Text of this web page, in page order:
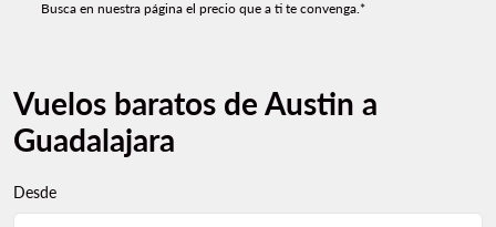
Busca en nuestra página el precio que a ti te convenga.*
Vuelos baratos de Austin a
Guadalajara
Desde